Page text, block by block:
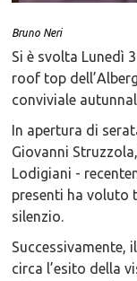
Bruno Neri
Si è svolta Lunedì
roof top
conviviale
In apertura di
Giovanni
Lodigiani -
presenti ha voluto
silenzio.
Successivamente,
circa l’esito della